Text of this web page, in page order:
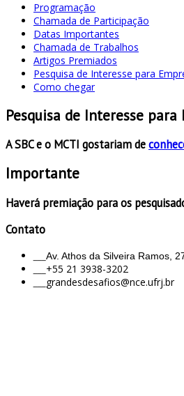
Programação
Chamada de Participação
Datas Importantes
Chamada de Trabalhos
Artigos Premiados
Pesquisa de Interesse para
Como chegar
Pesquisa de Interesse para
A SBC e o MCTI gostariam de
Importante
Haverá premiação para os
Contato
Av. Athos da Silveira Ramos,
+55 21 3938-3202
grandesdesafios@nce.ufrj.br